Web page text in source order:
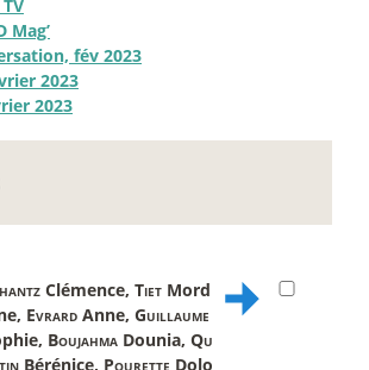
Mag’
fév 2023
2023
2023
Clémence, Tiet Mord
Evrard Anne, Guillaume
Boujahma Dounia, Qu
Bérénice, Pourette Dolo